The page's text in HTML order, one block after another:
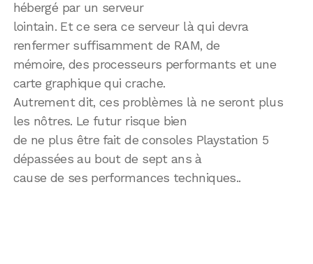
hébergé par un serveur
lointain. Et ce sera ce serveur là qui devra
renfermer suffisamment de RAM, de
mémoire, des processeurs performants et une
carte graphique qui crache.
Autrement dit, ces problèmes là ne seront plus
les nôtres. Le futur risque bien
de ne plus être fait de consoles Playstation 5
dépassées au bout de sept ans à
cause de ses performances techniques..